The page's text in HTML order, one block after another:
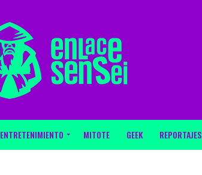
ENTRETENIMIENTO MITOTE GEEK REPORTAJES